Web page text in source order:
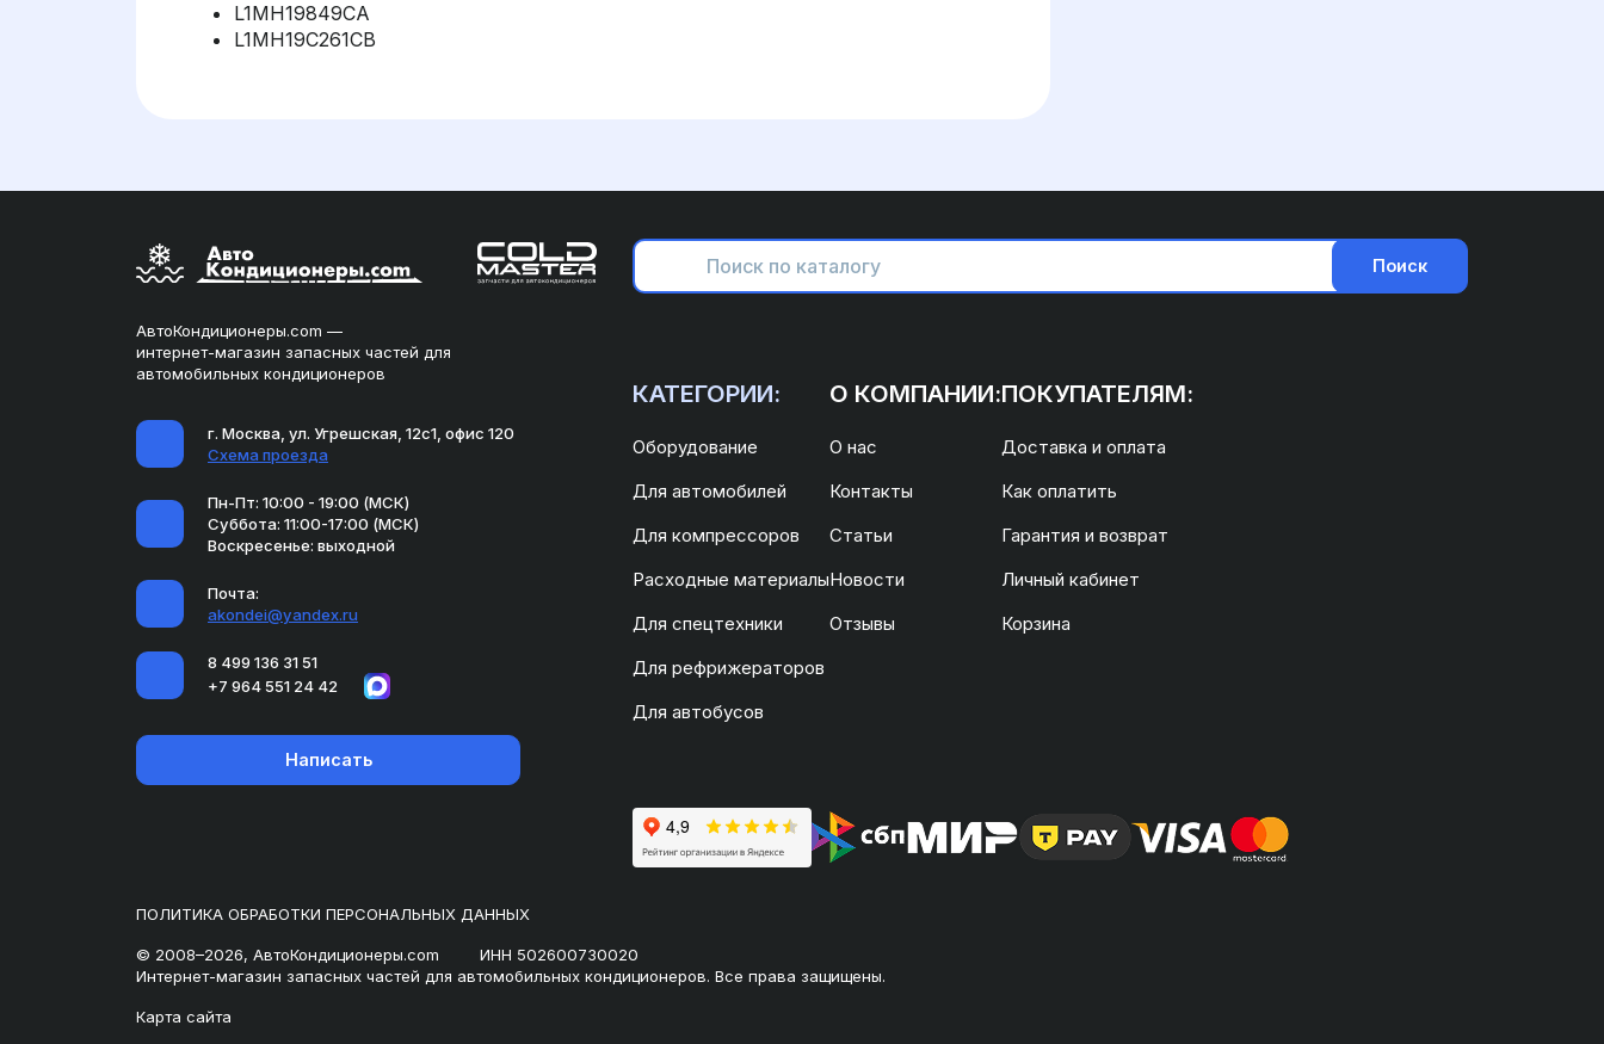
L1MH19849CA
L1MH19C261CB
АвтоКондиционеры.com —
интернет-магазин запасных частей для
автомобильных кондиционеров
г. Москва, ул. Угрешская, 12с1, офис 120
Схема проезда
Пн-Пт: 10:00 - 19:00 (МСК)
Суббота: 11:00-17:00 (МСК)
Воскресенье: выходной
Почта:
akondei@yandex.ru
8 499 136 31 51
+7 964 551 24 42
Написать
Поиск
КАТЕГОРИИ:
Оборудование
Для автомобилей
Для компрессоров
Расходные материалы
Для спецтехники
Для рефрижераторов
Для автобусов
О КОМПАНИИ:
О нас
Контакты
Статьи
Новости
Отзывы
ПОКУПАТЕЛЯМ:
Доставка и оплата
Как оплатить
Гарантия и возврат
Личный кабинет
Корзина
ПОЛИТИКА ОБРАБОТКИ ПЕРСОНАЛЬНЫХ ДАННЫХ
© 2008–2026, АвтоКондиционеры.com
ИНН 502600730020
Интернет-магазин запасных частей для автомобильных кондиционеров. Все права защищены.
Карта сайта